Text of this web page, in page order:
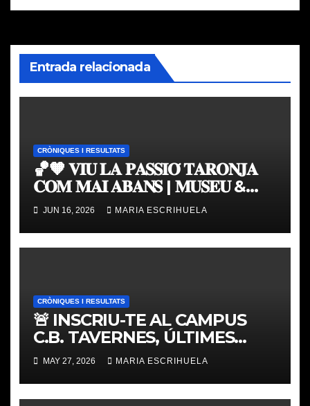
Entrada relacionada
CRÒNIQUES I RESULTATS
🏀🧡 𝐕𝐈𝐔 𝐋𝐀 𝐏𝐀𝐒𝐒𝐈𝐎́ 𝐓𝐀𝐑𝐎𝐍𝐉𝐀
𝐂𝐎𝐌 𝐌𝐀𝐈 𝐀𝐁𝐀𝐍𝐒 | 𝐌𝐔𝐒𝐄𝐔 &
𝐓𝐎𝐔𝐑 𝐕𝐀𝐋𝐄𝐍𝐂𝐈𝐀 𝐁𝐀𝐒𝐊𝐄𝐓
JUN 16, 2026 MARIA ESCRIHUELA
CRÒNIQUES I RESULTATS
🚨 INSCRIU-TE AL CAMPUS
C.B. TAVERNES, ÚLTIMES
PLACES
MAY 27, 2026 MARIA ESCRIHUELA